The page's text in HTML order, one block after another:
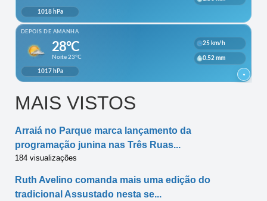
MAIS VISTOS
Arraiá no Parque marca lançamento da
programação junina nas Três Ruas...
184 visualizações
Ruth Avelino comanda mais uma edição do
tradicional Assustado nesta se...